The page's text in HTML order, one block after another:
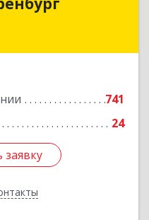
741
24
Оренбург, Березка